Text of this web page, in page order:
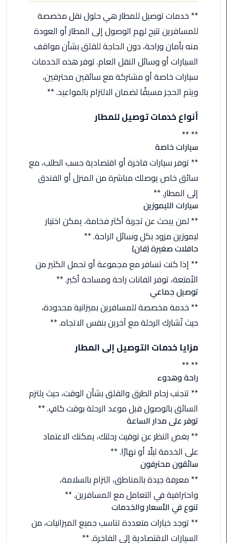
ليموزين
العرب
الاسكندرية
ليموزين
القاهرة
مطار
ليموزين
مطار
سارات
مرسيدس
ليموزين
اسكندرية
ليموزين
الساحل
الشمالي
ليموزين
العين
السخنة
ليموزين
الشيخ
** خدمات توصيل للمطار هي حلول نقل مخصصة
للمسافرين تتيح لهم الوصول إلى المطار أو العودة
منه بأمان وراحة، دون الحاجة للقلق بشأن مواقف
السيارات أو وسائل النقل العام. توفر هذه الخدمات
سيارات خاصة أو مشتركة مع سائقين محترفين،
ويتم الحجز مسبقًا لضمان الالتزام بالمواعيد. **
أنواع خدمات توصيل للمطار
** **
سيارات خاصة
** توفر سيارات فاخرة أو اقتصادية حسب الطلب، مع
سائق خاص يوصلك مباشرة من المنزل أو الفندق
إلى المطار. **
سيارات الليموزين
** لمن يبحث عن تجربة أكثر فخامة، يمكن اختيار
ليموزين مزود بكل وسائل الراحة. **
حافلات صغيرة (فان)
** إذا كنت تسافر مع مجموعة أو تحمل الكثير من
الأمتعة، توفر الفانات راحة ومساحة أكبر. **
توصيل جماعي
** خدمة مخصصة للمسافرين بميزانية محدودة،
حيث تُشارك الرحلة مع آخرين بنفس الاتجاه. **
مزايا خدمات التوصيل إلى المطار
** **
راحة وهدوء
** تتجنب زحام الطرق والقلق بشأن الوقت، حيث يلتزم
السائق بالوصول قبل موعد الرحلة بوقت كافٍ. **
توفر على مدار الساعة
** بغض النظر عن توقيت رحلتك، يمكنك الاعتماد
على الخدمة ليلًا أو نهارًا. **
سائقون محترفون
** معرفة جيدة بالمناطق، التزام بالسلامة،
واحترافية في التعامل مع المسافرين. **
تنوع في الأسعار والخدمات
** توجد خيارات متعددة تناسب جميع الميزانيات، من
السيارات الاقتصادية إلى الفاخرة. **